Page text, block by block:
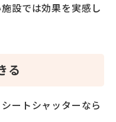
設では効果を実感し
る
ートシャッターなら